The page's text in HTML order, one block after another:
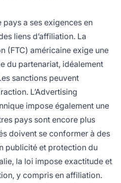
pays a ses exigences en
liens d’affiliation. La
(FTC) américaine exige une
du partenariat, idéalement
sanctions peuvent
L’Advertising
impose également une
pays sont encore plus
doivent se conformer à des
publicité et protection du
la loi impose exactitude et
y compris en affiliation.